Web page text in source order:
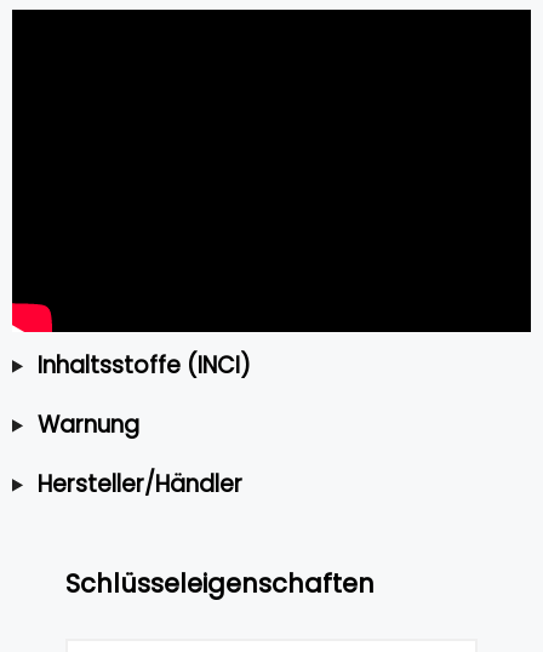
Inhaltsstoffe (INCI)
Warnung
Hersteller/Händler
Schlüsseleigenschaften